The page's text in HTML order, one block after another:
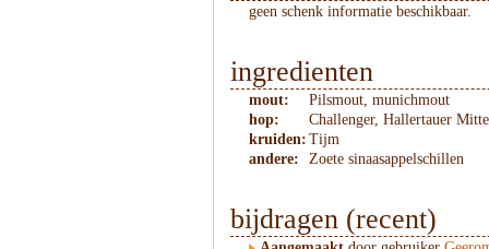
geen schenk informatie beschikbaar.
ingredienten
mout:
Pilsmout, munichmout
hop:
Challenger, Hallertauer
kruiden: Tijm
andere:
Zoete sinaasappelschillen
bijdragen (recent)